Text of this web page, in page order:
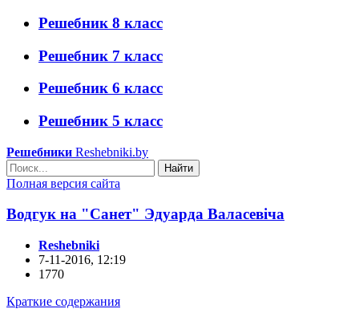
Решебник 8 класс
Решебник 7 класс
Решебник 6 класс
Решебник 5 класс
Решебники Reshebniki.by
Найти
Полная версия сайта
Водгук на "Санет" Эдуарда Валасевіча
Reshebniki
7-11-2016, 12:19
1770
Краткие содержания